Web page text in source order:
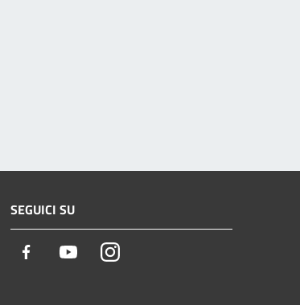
SEGUICI SU
Facebook YoutubeInstagram